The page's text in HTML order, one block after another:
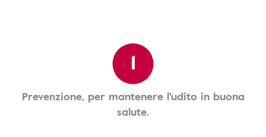
1
Prevenzione, per mantenere l'udito in buona
salute.